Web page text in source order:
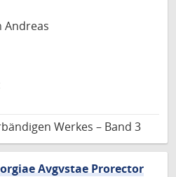
Andreas
Werkes – Band 3
Avgvstae Prorector